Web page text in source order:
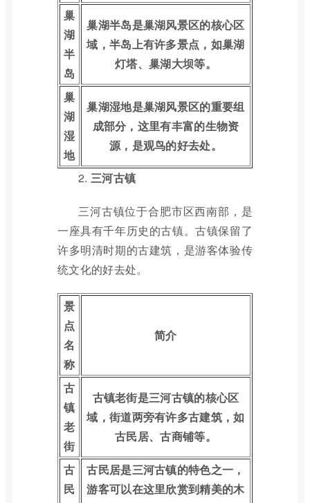
巢
湖
半
岛
巢湖半岛是巢湖风景区的核心区
域，半岛上有许多景点，如巢湖
灯塔、巢湖大坝等。
巢
湖
湿
地
巢湖湿地是巢湖风景区的重要组
成部分，这里有丰富的生物资
源，是观鸟的好去处。
2. 三河古镇
三河古镇位于合肥市区西南部，是
一座具有千年历史的古镇。古镇保留了
许多明清时期的古建筑，是游客体验传
统文化的好去处。
景
点
名
称
简介
古
镇
老
街
古镇老街是三河古镇的核心区
域，街道两旁有许多古建筑，如
古民居、古商铺等。
古
民
古民居是三河古镇的特色之一，
游客可以在这里欣赏到精美的木